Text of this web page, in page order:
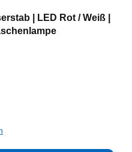
| LED Rot / Weiß |